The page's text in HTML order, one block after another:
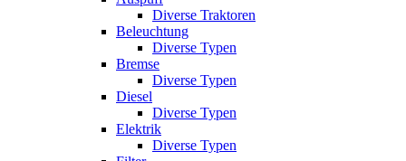
Diverse Traktoren
Beleuchtung
Diverse Typen
Bremse
Diverse Typen
Diesel
Diverse Typen
Elektrik
Diverse Typen